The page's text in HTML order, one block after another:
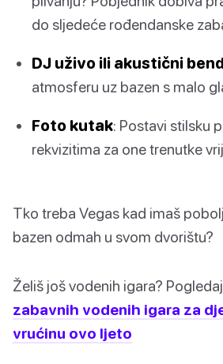
do sljedeće rođendanske
DJ uživo ili akustični
atmosferu uz bazen s malo
Foto kutak: Postavi stilsku
rekvizitima za one trenutke
Tko treba Vegas kad imaš
bazen odmah u svom dvorištu?
Želiš još vodenih igara?
zabavnih vodenih igara za
vrućinu ovo ljeto